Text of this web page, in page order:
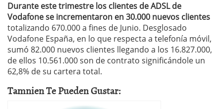
Durante este trimestre los clientes de ADSL de
Vodafone se incrementaron en 30.000 nuevos clientes
totalizando 670.000 a fines de Junio. Desglosado
Vodafone España, en lo que respecta a telefonía móvil,
sumó 82.000 nuevos clientes llegando a los 16.827.000,
de ellos 10.561.000 son de contrato significándole un
62,8% de su cartera total.
Tamnien Te Pueden Gustar: